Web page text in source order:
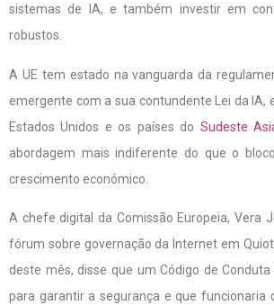
sistemas de IA, e também investir em
robustos.
A UE tem estado na vanguarda da
emergente com a sua contundente Lei da IA,
Estados Unidos e os países do Sudeste
abordagem mais indiferente do que o
crescimento económico.
A chefe digital da Comissão Europeia, Vera
fórum sobre governação da Internet em
deste mês, disse que um Código de
para garantir a segurança e que funcionaria